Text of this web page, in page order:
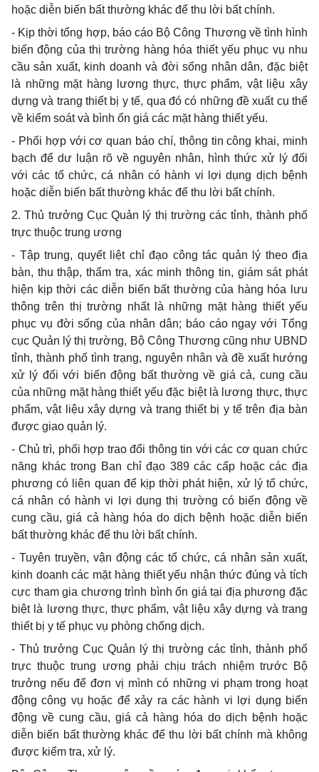
hoặc diễn biến bất thường khác để thu lời bất chính.
- Kịp thời tổng hợp, báo cáo Bộ Công Thương về tình hình
biến động của thị trường hàng hóa thiết yếu phục vụ nhu
cầu sản xuất, kinh doanh và đời sống nhân dân, đặc biệt
là những mặt hàng lương thực, thực phẩm, vật liệu xây
dựng và trang thiết bị y tế, qua đó có những đề xuất cụ thể
về kiểm soát và bình ổn giá các mặt hàng thiết yếu.
- Phối hợp với cơ quan báo chí, thông tin công khai, minh
bạch để dư luận rõ về nguyên nhân, hình thức xử lý đối
với các tổ chức, cá nhân có hành vi lợi dụng dịch bệnh
hoặc diễn biến bất thường khác để thu lời bất chính.
2. Thủ trưởng Cục Quản lý thị trường các tỉnh, thành phố
trực thuộc trung ương
- Tập trung, quyết liệt chỉ đạo công tác quản lý theo địa
bàn, thu thập, thẩm tra, xác minh thông tin, giám sát phát
hiện kịp thời các diễn biến bất thường của hàng hóa lưu
thông trên thị trường nhất là những mặt hàng thiết yếu
phục vụ đời sống của nhân dân; báo cáo ngay với Tổng
cục Quản lý thị trường, Bộ Công Thương cũng như UBND
tỉnh, thành phố tình trạng, nguyên nhân và đề xuất hướng
xử lý đối với biến động bất thường về giá cả, cung cầu
của những mặt hàng thiết yếu đặc biệt là lương thực, thực
phẩm, vật liệu xây dựng và trang thiết bị y tế trên địa bàn
được giao quản lý.
- Chủ trì, phối hợp trao đổi thông tin với các cơ quan chức
năng khác trong Ban chỉ đạo 389 các cấp hoặc các địa
phương có liên quan để kịp thời phát hiện, xử lý tổ chức,
cá nhân có hành vi lợi dụng thị trường có biến động về
cung cầu, giá cả hàng hóa do dịch bệnh hoặc diễn biến
bất thường khác để thu lời bất chính.
- Tuyên truyền, vận động các tổ chức, cá nhân sản xuất,
kinh doanh các mặt hàng thiết yếu nhận thức đúng và tích
cực tham gia chương trình bình ổn giá tại địa phương đặc
biệt là lương thực, thực phẩm, vật liệu xây dựng và trang
thiết bị y tế phục vụ phòng chống dịch.
- Thủ trưởng Cục Quản lý thị trường các tỉnh, thành phố
trực thuộc trung ương phải chịu trách nhiệm trước Bộ
trưởng nếu để đơn vị mình có những vi phạm trong hoạt
động công vụ hoặc để xảy ra các hành vi lợi dụng biến
động về cung cầu, giá cả hàng hóa do dịch bệnh hoặc
diễn biến bất thường khác để thu lời bất chính mà không
được kiểm tra, xử lý.